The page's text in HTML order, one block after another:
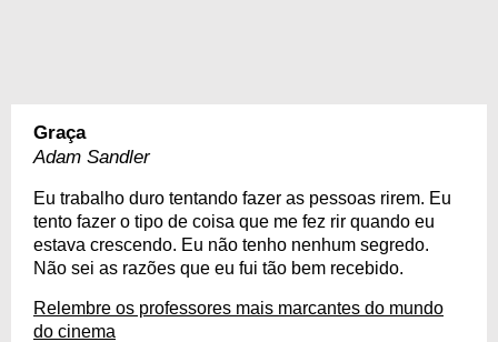
Graça
Adam Sandler
Eu trabalho duro tentando fazer as pessoas rirem. Eu
tento fazer o tipo de coisa que me fez rir quando eu
estava crescendo. Eu não tenho nenhum segredo.
Não sei as razões que eu fui tão bem recebido.
Relembre os professores mais marcantes do mundo
do cinema